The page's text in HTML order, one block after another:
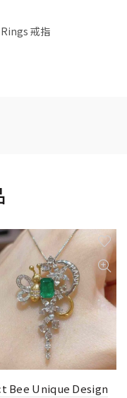
Rings 戒指
Bee Unique Design